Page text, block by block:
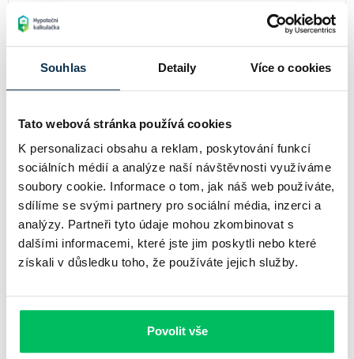
Souhlas Detaily Více o cookies
Tato webová stránka používá cookies
K personalizaci obsahu a reklam, poskytování funkcí
sociálních médií a analýze naší návštěvnosti využíváme
soubory cookie. Informace o tom, jak náš web používáte,
sdílíme se svými partnery pro sociální média, inzerci a
analýzy. Partneři tyto údaje mohou zkombinovat s
dalšími informacemi, které jste jim poskytli nebo které
získali v důsledku toho, že používáte jejich služby.
Povolit vše
Úrokové sazby hypoték bez prokazování příjmů se pohybují
hluboko pod úrovní úrokových sazeb spotřebitelských úvěrů
vás znamená skvělé výchozí podmínky do budoucna, kdy
bez prokazování příjmů můžete získat „standardní“ hypotéku
museli prokazovat aktuální výši příjmů.
Číst více